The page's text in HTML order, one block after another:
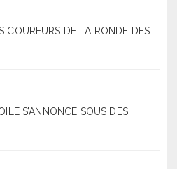
COUREURS DE LA RONDE DES
S’ANNONCE SOUS DES